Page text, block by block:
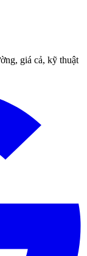
giá cả, kỹ thuật